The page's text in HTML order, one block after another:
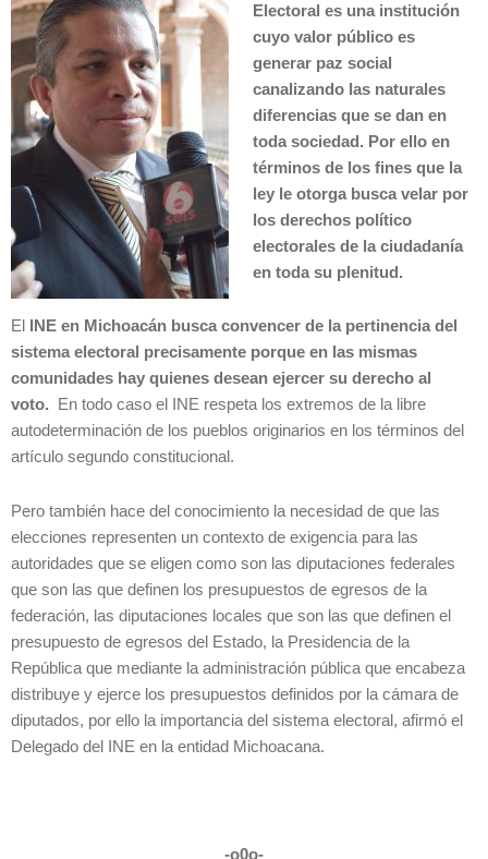
Electoral es una institución
cuyo valor público es
generar paz social
canalizando las naturales
diferencias que se dan en
toda sociedad . Por ello en
términos de los fines que la
ley le otorga busca velar por
los derechos político
electorales de la ciudadanía
en toda su plenitud.
El
INE en Michoacán busca convencer de la pertinencia del
sistema electoral precisamente porque en las mismas
comunidades hay quienes desean ejercer su derecho al
voto. En todo caso el INE respeta los extremos de la libre
autodeterminación de los pueblos originarios en los términos del
artículo segundo constitucional.
Pero también hace del conocimiento la necesidad de que las
elecciones representen un contexto de exigencia para las
autoridades que se eligen como son las diputaciones federales
que son las que definen los presupuestos de egresos de la
federación, las diputaciones locales que son las que definen el
presupuesto de egresos del Estado, la Presidencia de la
República que mediante la administración pública que encabeza
distribuye y ejerce los presupuestos definidos por la cámara de
diputados, por ello la importancia del sistema electoral, afirmó el
Delegado del INE en la entidad Michoacana.
-o0o-